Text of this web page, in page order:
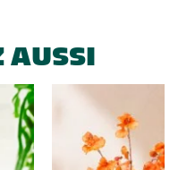
AUSSI